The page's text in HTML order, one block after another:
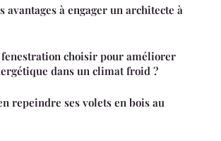
avantages à engager un architecte à
choisir pour améliorer
dans un climat froid ?
repeindre ses volets en bois au